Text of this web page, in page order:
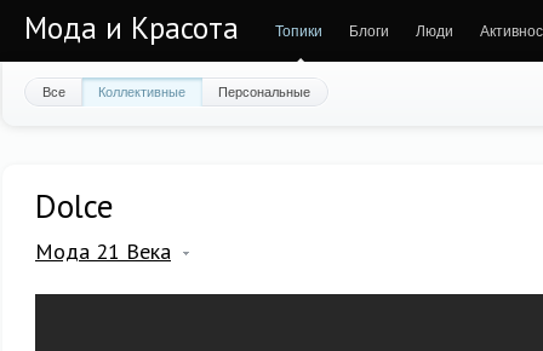
Мода и Красота Топики Блоги Люди
Все Коллективные Персональные
Dolce
Мода 21 Века